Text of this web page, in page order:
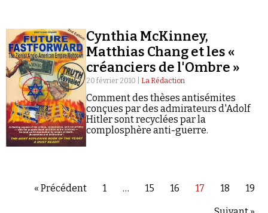
Cynthia McKinney,
Matthias Chang et les «
créanciers de l'Ombre »
20 février 2010 | La Rédaction
Comment des thèses antisémites
conçues par des admirateurs d'Adolf
Hitler sont recyclées par la
complosphère anti-guerre.
« Précédent 1 … 15 16 17 18 19